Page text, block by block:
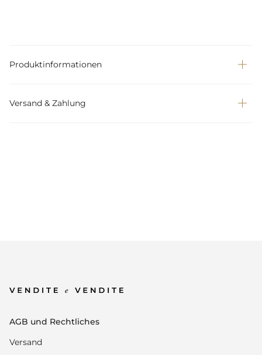
Produktinformationen
Versand & Zahlung
AGB und Rechtliches
Versand